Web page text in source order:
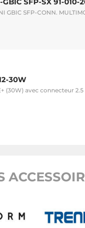
GBIC SFP-CONN.
30W
(30W) avec connecteur 2.5